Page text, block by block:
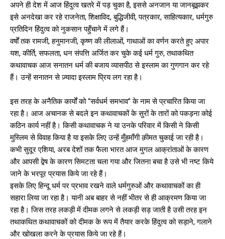
अपने ही देश में आज हिंदुत्व खतरे में पड़ चुका है, इससे अनजान या जानबूझकर
इसे अनदेखा कर रहे राजनेता, शिक्षाविद, बुद्धिजीवी, पत्रकार, साहित्यकार, धर्मगुरु
प्रतिदिन हिंदुत्व को नुकसान पहुँचाने में लगे हैं।
वर्षों तक रामजी, हनुमानजी, कृष्ण की लीलाओं, गाथाओं का वर्णन करते हुए अपार
यश, कीर्ति, सफलता, धन संपत्ति अर्जित कर चुके कई धर्म गुरु, तथाकथित
कथावाचक आज सनातन धर्म की बजाय व्यासपीठ से इस्लाम का गुणगान कर रहे
हैं। उन्हें सनातन से ज़्यादा इस्लाम प्रिय लग रहा है।
इस तरह के अनैतिक कार्यों को “सर्वधर्म समभाव” के नाम से प्रचारित किया जा
रहा है। आज अचानक से बदले इन कथावाचकों के सुरों के तारों को पकड़ना कोई
कठिन कार्य नहीं है। किसी कथावाचक ने या उनके परिवार में किसी ने किसी
मुस्लिम से विवाह किया है या इसके लिए उन्हें मुँहमाँगी क़ीमत चुकाई जा रही है।
कभी सुदूर एशिया, अरब देशों तक फैला भारत आज मुगल आक्रांताओं के कारण
और आपसी द्वेष के कारण सिमटता चला गया और जितना बचा है उसे भी नष्ट किये
जाने के भरपूर प्रयास किये जा रहे हैं।
इसके लिए हिन्दू धर्म पर प्रभाव रखने वाले धर्मगुरुओं और कथावाचकों का ही
सहारा लिया जा रहा है। यानी अब बाहर से नहीं भीतर से ही आक्रमण किया जा
रहा है। जिस तरह लकड़ी में दीमक लगने से लकड़ी सड़ जाती है उसी तरह इन
तथाकथित कथावाचकों को दीमक के रूप में तैयार करके हिंदुत्व को सड़ाने, गलाने
और खोखला करने के प्रयास किये जा रहे हैं।